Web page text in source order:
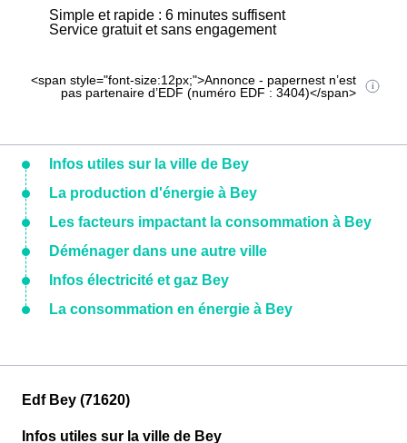
Simple et rapide : 6 minutes suffisent
Service gratuit et sans engagement
<span style="font-size:12px;">Annonce - papernest n’est
pas partenaire d’EDF (numéro EDF : 3404)</span>
Infos utiles sur la ville de Bey
La production d'énergie à Bey
Les facteurs impactant la consommation à Bey
Déménager dans une autre ville
Infos électricité et gaz Bey
La consommation en énergie à Bey
Edf Bey (71620)
Infos utiles sur la ville de Bey